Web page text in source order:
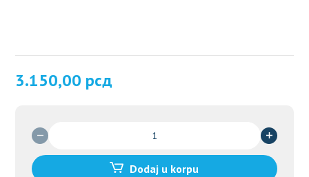
3.150,00 рсд
lice
Dodaj u korpu